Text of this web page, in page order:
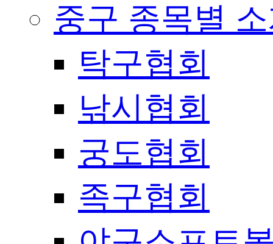
중구 종목별
탁구협회
낚시협회
궁도협회
족구협회